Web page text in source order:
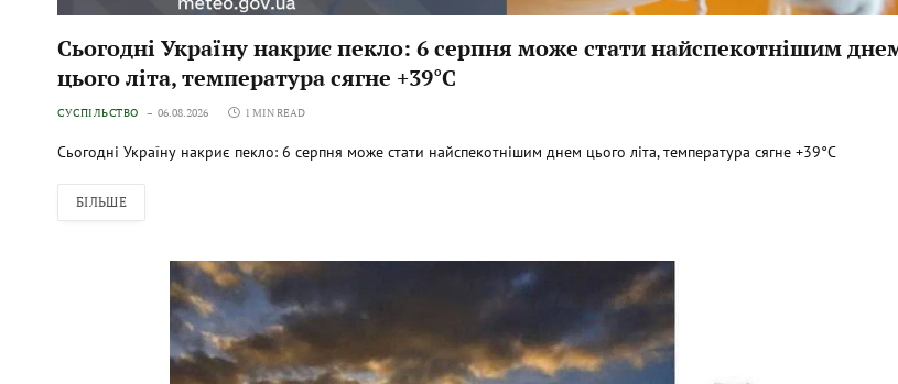
Сьогодні Україну накриє пекло: 6 серпня може стати найспекотнішим
цього літа, температура сягне +39°C
СУСПІЛЬСТВО 06.08.2026 1 MIN READ
Сьогодні Україну накриє пекло: 6 серпня може стати найспекотнішим днем цього літа, температура сягне +39°C
БІЛЬШЕ